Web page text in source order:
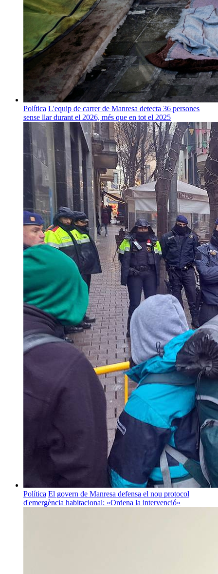
Política L'equip de carrer de Manresa detecta 36 persones
sense llar durant el 2026, més que en tot el 2025
Política El govern de Manresa defensa el nou protocol
d'emergència habitacional: «Ordena la intervenció»